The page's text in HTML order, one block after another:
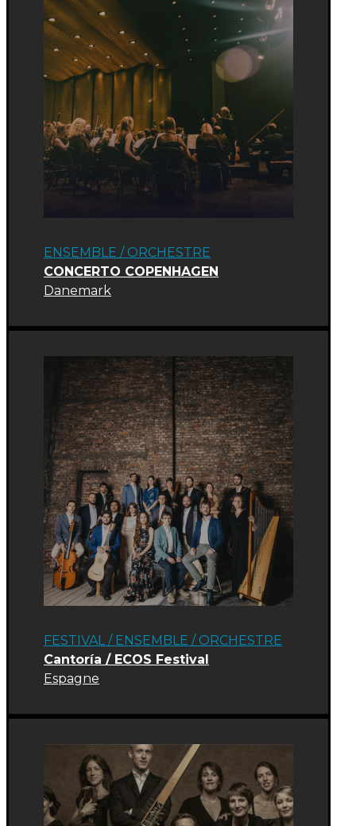
ENSEMBLE / ORCHESTRE
CONCERTO COPENHAGEN
Danemark
FESTIVAL / ENSEMBLE / ORCHESTRE
Cantoría / ECOS Festival
Espagne